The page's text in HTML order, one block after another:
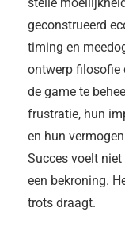
geconstrueerd
timing en
ontwerp filosofie
de game te
frustratie, hun
en hun
Succes voelt
een bekroning.
trots draagt.